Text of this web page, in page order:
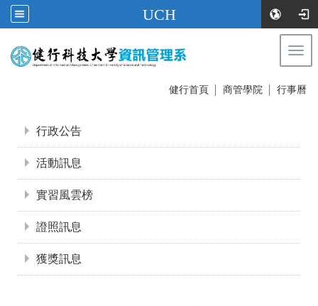
UCH
健行首頁 商管學院 行事曆
行政公告
活動訊息
實習風雲榜
證照訊息
獲獎訊息